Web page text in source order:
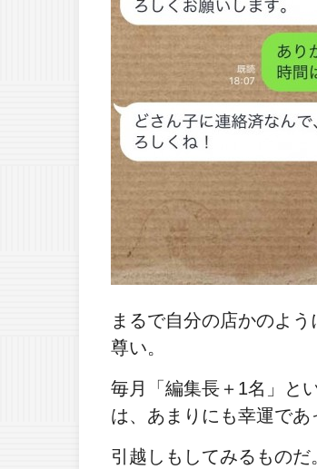
まるで自分の店かのよ
尊い。
毎月「編集長＋1名」と
は、あまりにも幸運であ
引越しもしてみるものだ